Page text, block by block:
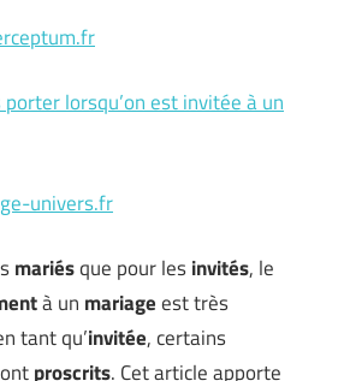
lorsqu’on est invitée à un
univers.fr
mariésque pour lesinvités, le
à un mariageest très
tant qu’invitée, certains
proscrits. Cet article apporte